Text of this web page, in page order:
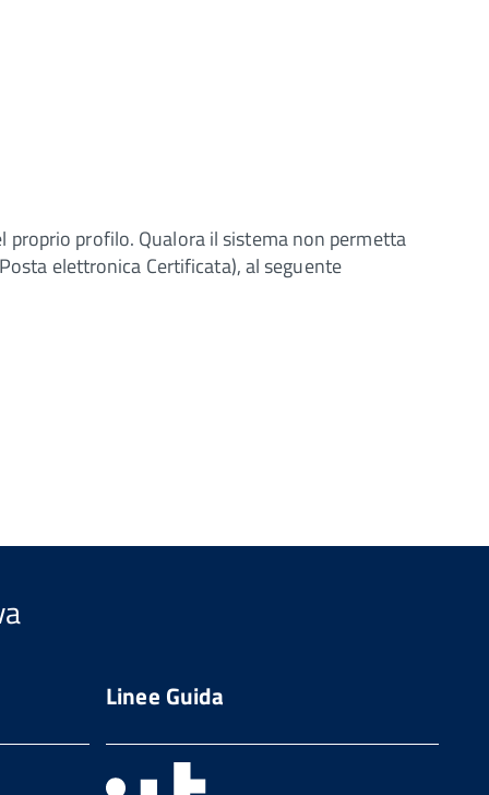
proprio profilo. Qualora il sistema non permetta
elettronica Certificata), al seguente
Linee Guida